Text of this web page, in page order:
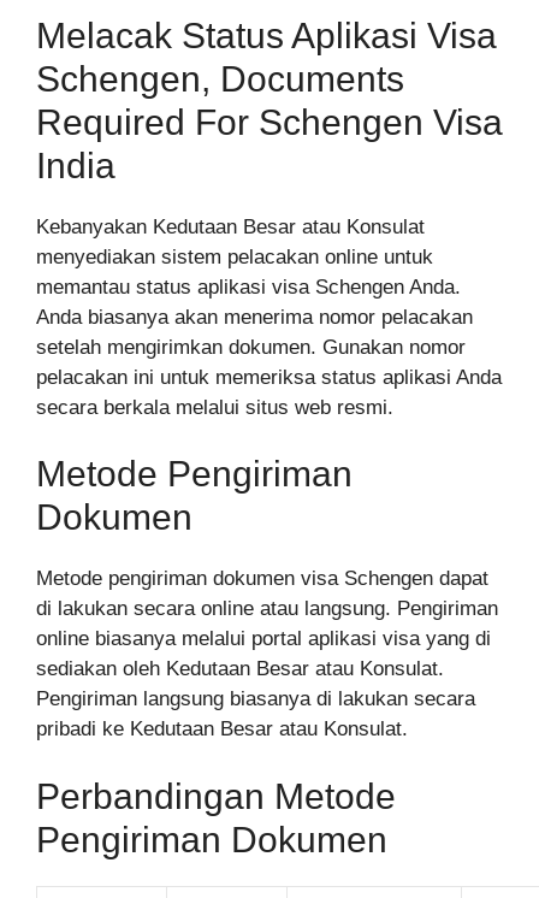
Melacak Status Aplikasi Visa
Schengen, Documents
Required For Schengen Visa
India
Kebanyakan Kedutaan Besar atau Konsulat
menyediakan sistem pelacakan online untuk
memantau status aplikasi visa Schengen Anda.
Anda biasanya akan menerima nomor pelacakan
setelah mengirimkan dokumen. Gunakan nomor
pelacakan ini untuk memeriksa status aplikasi Anda
secara berkala melalui situs web resmi.
Metode Pengiriman
Dokumen
Metode pengiriman dokumen visa Schengen dapat
di lakukan secara online atau langsung. Pengiriman
online biasanya melalui portal aplikasi visa yang di
sediakan oleh Kedutaan Besar atau Konsulat.
Pengiriman langsung biasanya di lakukan secara
pribadi ke Kedutaan Besar atau Konsulat.
Perbandingan Metode
Pengiriman Dokumen